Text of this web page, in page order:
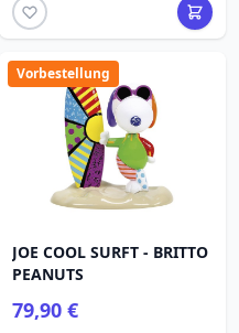
Vorbestellung
JOE COOL SURFT - BRITTO
PEANUTS
79,90 €